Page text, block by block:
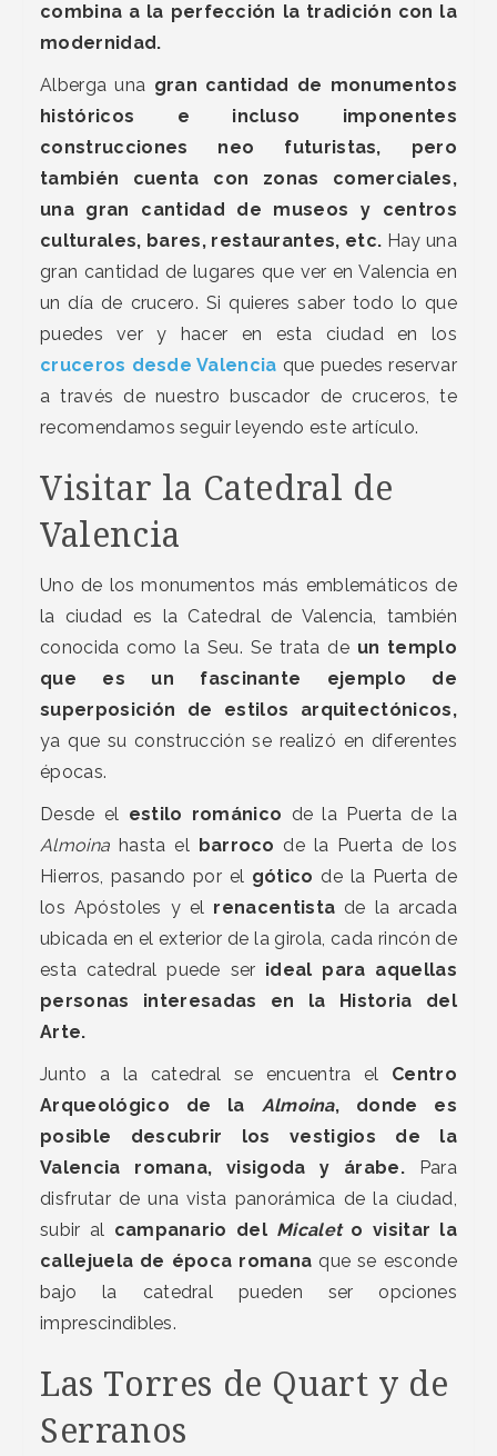
combina a la perfección la tradición con la
modernidad.
Alberga una gran cantidad de monumentos
históricos e incluso imponentes
construcciones neo futuristas, pero
también cuenta con zonas comerciales,
una gran cantidad de museos y centros
culturales, bares, restaurantes, etc. Hay una
gran cantidad de lugares que ver en Valencia en
un día de crucero. Si quieres saber todo lo que
puedes ver y hacer en esta ciudad en los
cruceros desde Valencia que puedes reservar
a través de nuestro buscador de cruceros, te
recomendamos seguir leyendo este artículo.
Visitar la Catedral de
Valencia
Uno de los monumentos más emblemáticos de
la ciudad es la Catedral de Valencia, también
conocida como la Seu. Se trata de un templo
que es un fascinante ejemplo de
superposición de estilos arquitectónicos,
ya que su construcción se realizó en diferentes
épocas.
Desde el estilo románico de la Puerta de la
Almoina hasta el barroco de la Puerta de los
Hierros, pasando por el gótico de la Puerta de
los Apóstoles y el renacentista de la arcada
ubicada en el exterior de la girola, cada rincón de
esta catedral puede ser ideal para aquellas
personas interesadas en la Historia del
Arte.
Junto a la catedral se encuentra el Centro
Arqueológico de la Almoina, donde es
posible descubrir los vestigios de la
Valencia romana, visigoda y árabe. Para
disfrutar de una vista panorámica de la ciudad,
subir al campanario del Micaleto visitar la
callejuela de época romana que se esconde
bajo la catedral pueden ser opciones
imprescindibles.
Las Torres de Quart y de
Serranos